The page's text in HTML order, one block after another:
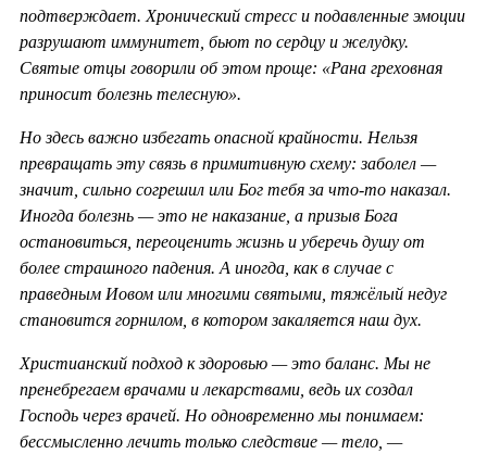
подтверждает. Хронический стресс и подавленные эмоции
разрушают иммунитет, бьют по сердцу и желудку.
Святые отцы говорили об этом проще: «Рана греховная
приносит болезнь телесную».
Но здесь важно избегать опасной крайности. Нельзя
превращать эту связь в примитивную схему: заболел —
значит, сильно согрешил или Бог тебя за что-то наказал.
Иногда болезнь — это не наказание, а призыв Бога
остановиться, переоценить жизнь и уберечь душу от
более страшного падения. А иногда, как в случае с
праведным Иовом или многими святыми, тяжёлый недуг
становится горнилом, в котором закаляется наш дух.
Христианский подход к здоровью — это баланс. Мы не
пренебрегаем врачами и лекарствами, ведь их создал
Господь через врачей. Но одновременно мы понимаем:
бессмысленно лечить только следствие — тело, —